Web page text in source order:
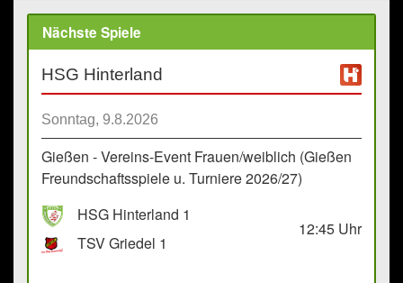
Nächste Spiele
HSG Hinterland
Sonntag, 9.8.2026
Gießen - Vereins-Event Frauen/weiblich (Gießen
Freundschaftsspiele u. Turniere 2026/27)
HSG Hinterland 1
TSV Griedel 1
12:45 Uhr